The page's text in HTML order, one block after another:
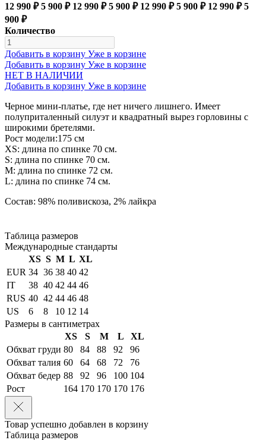
12 990 ₽ 5 900 ₽ 12 990 ₽ 5 900 ₽ 12 990 ₽ 5 900 ₽ 12 990 ₽ 5
900 ₽
Количество
Добавить в корзину Уже в корзине
Добавить в корзину Уже в корзине
НЕТ В НАЛИЧИИ
Добавить в корзину Уже в корзине
Черное мини-платье, где нет ничего лишнего. Имеет
полуприталенный силуэт и квадратный вырез горловины с
широкими бретелями.
Рост модели:175 см
XS: длина по спинке 70 см.
S: длина по спинке 70 см.
М: длина по спинке 72 см.
L: длина по спинке 74 см.
Состав: 98% поливискоза, 2% лайкра
Таблица размеров
Международные стандарты
XS S M L XL
EUR 34 36 38 40 42
IT
38 40 42 44 46
RUS 40 42 44 46 48
US
6 8 10 12 14
Размеры в сантиметрах
XS
S M L
XL
Обхват груди 80 84 88 92
96
Обхват талия 60 64 68 72
76
Обхват бедер 88 92 96 100 104
Рост
164 170 170 170 176
Товар успешно добавлен в корзину
Таблица размеров